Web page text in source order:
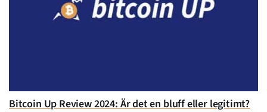
Bitcoin Up Review 2024: Är det en bluff eller legitimt?